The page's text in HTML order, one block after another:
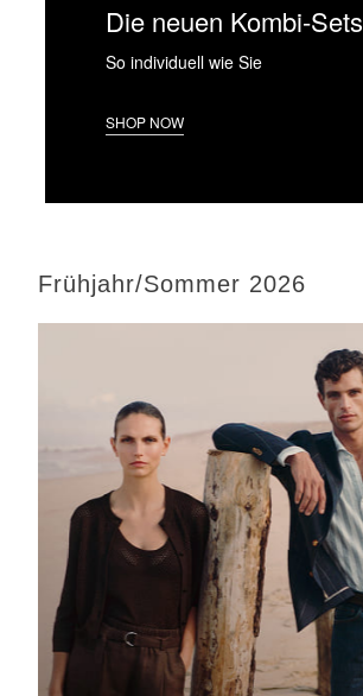
Die neuen Kombi-Sets
So individuell wie Sie
SHOP NOW
Frühjahr/Sommer 2026